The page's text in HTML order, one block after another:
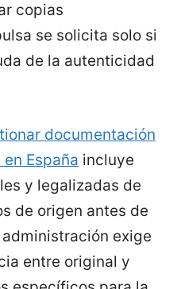
copias
se solicita solo si
de la autenticidad
documentación
España incluye
y legalizadas de
de origen antes de
exige
entre original y